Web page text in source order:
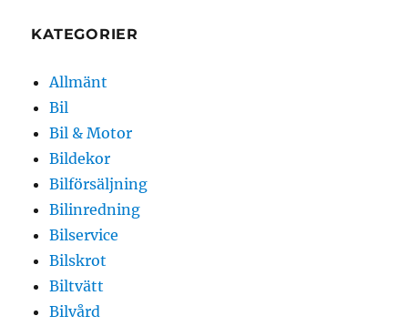
KATEGORIER
Allmänt
Bil
Bil & Motor
Bildekor
Bilförsäljning
Bilinredning
Bilservice
Bilskrot
Biltvätt
Bilvård